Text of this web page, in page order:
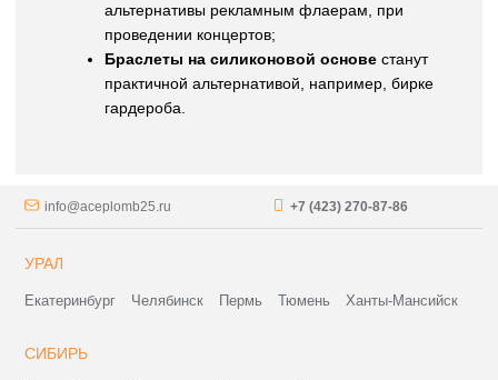
альтернативы рекламным флаерам, при
проведении концертов;
Браслеты на силиконовой основе станут
практичной альтернативой, например, бирке
гардероба.
info@aceplomb25.ru +7 (423) 270-87-86
УРАЛ
Екатеринбург Челябинск Пермь Тюмень Ханты-Мансийск
СИБИРЬ